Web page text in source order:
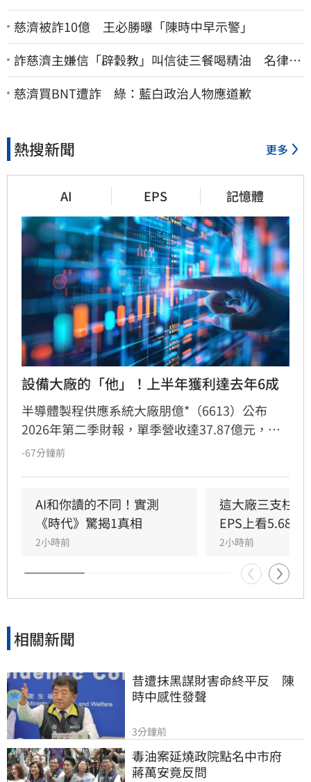
慈濟被詐10億 王必勝曝「陳時中早示警」
詐慈濟主嫌信「辟穀教」叫信徒三餐喝精油 名律乾
女兒卻吃鮑魚喝紅酒
慈濟買BNT遭詐 綠：藍白政治人物應道歉
熱搜新聞 更多
AI EPS 記憶體
設備大廠的「他」！上半年獲利達去年6成
半導體製程供應系統大廠朋億*（6613）公布
2026年第二季財報，單季營收達37.87億元，年
增85.31%，創下歷史新高。上半年累計EPS達
求暢旺，帶動化學品供應系統與自動化控制業務
強勁成長。朋億*透過台灣、中國及東南亞的跨國
佈局，彈性調配資源以滿足全球產能重組需求。
展望後市，在AI投資熱潮支撐下，公司對第三季
營運抱持審慎樂觀，目標持續擴大營運規模，在
半導體產業擴產黃金期再創佳績。
-67分鐘前
AI和你讀的不同！實測
《時代》驚揭1真相
2小時前
這大廠三支柱
EPS上看5.68元
2小時前
相關新聞
昔遭抹黑謀財害命終平反　陳
時中感性發聲
3分鐘前
毒油案延燒政院點名中市府
蔣萬安竟反問